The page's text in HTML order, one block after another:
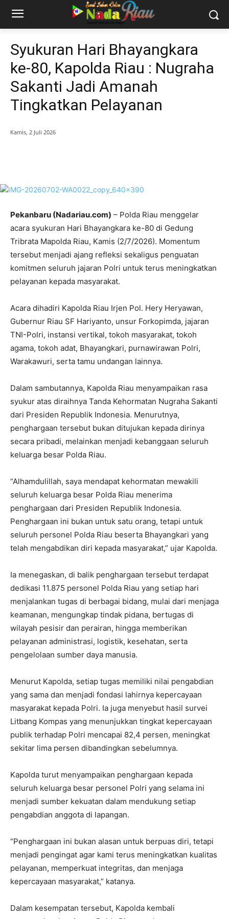
Syukuran Hari Bhayangkara
ke-80, Kapolda Riau : Nugraha
Sakanti Jadi Amanah
Tingkatkan Pelayanan
Kamis, 2 Juli 2026
Pekanbaru (Nadariau.com) – Polda Riau menggelar
acara syukuran Hari Bhayangkara ke-80 di Gedung
Tribrata Mapolda Riau, Kamis (2/7/2026). Momentum
tersebut menjadi ajang refleksi sekaligus penguatan
komitmen seluruh jajaran Polri untuk terus meningkatkan
pelayanan kepada masyarakat.
Acara dihadiri Kapolda Riau Irjen Pol. Hery Heryawan,
Gubernur Riau SF Hariyanto, unsur Forkopimda, jajaran
TNI-Polri, instansi vertikal, tokoh masyarakat, tokoh
agama, tokoh adat, Bhayangkari, purnawirawan Polri,
Warakawuri, serta tamu undangan lainnya.
Dalam sambutannya, Kapolda Riau menyampaikan rasa
syukur atas diraihnya Tanda Kehormatan Nugraha Sakanti
dari Presiden Republik Indonesia. Menurutnya,
penghargaan tersebut bukan ditujukan kepada dirinya
secara pribadi, melainkan menjadi kebanggaan seluruh
keluarga besar Polda Riau.
“Alhamdulillah, saya mendapat kehormatan mewakili
seluruh keluarga besar Polda Riau menerima
penghargaan dari Presiden Republik Indonesia.
Penghargaan ini bukan untuk satu orang, tetapi untuk
seluruh personel Polda Riau beserta Bhayangkari yang
telah mengabdikan diri kepada masyarakat,” ujar Kapolda.
Ia menegaskan, di balik penghargaan tersebut terdapat
dedikasi 11.875 personel Polda Riau yang setiap hari
menjalankan tugas di berbagai bidang, mulai dari menjaga
keamanan, mengungkap tindak pidana, bertugas di
wilayah pesisir dan perairan, hingga memberikan
pelayanan administrasi, logistik, kesehatan, serta
pengelolaan sumber daya manusia.
Menurut Kapolda, setiap tugas memiliki nilai pengabdian
yang sama dan menjadi fondasi lahirnya kepercayaan
masyarakat kepada Polri. Ia juga menyebut hasil survei
Litbang Kompas yang menunjukkan tingkat kepercayaan
publik terhadap Polri mencapai 82,4 persen, meningkat
sekitar lima persen dibandingkan sebelumnya.
Kapolda turut menyampaikan penghargaan kepada
seluruh keluarga besar personel Polri yang selama ini
menjadi sumber kekuatan dalam mendukung setiap
pengabdian anggota di lapangan.
“Penghargaan ini bukan alasan untuk berpuas diri, tetapi
menjadi pengingat agar kami terus meningkatkan kualitas
pelayanan, memperkuat integritas, dan menjaga
kepercayaan masyarakat,” katanya.
Dalam kesempatan tersebut, Kapolda kembali